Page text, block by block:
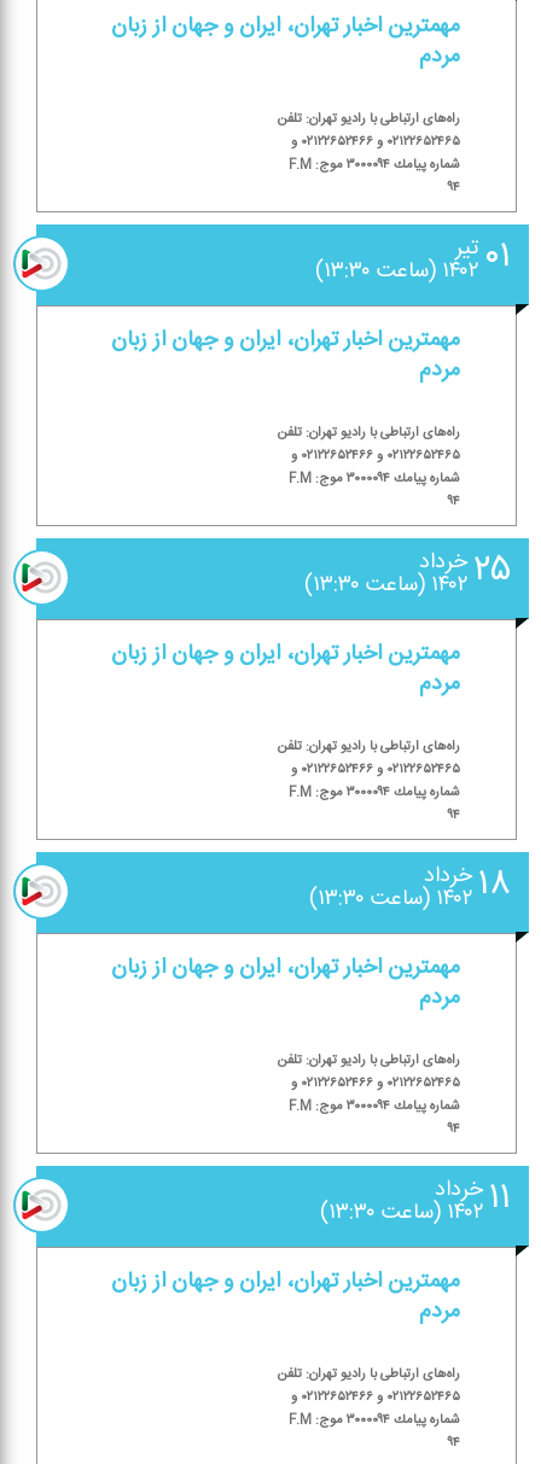
مهمترین اخبار تهران، ایران و جهان از زبان
مردم
راه‌های ارتباطی با رادیو تهران: تلفن
۰۲۱۲۲۶۵۲۴۶۵ و ۰۲۱۲۲۶۵۲۴۶۶ و
شماره پیامك ۳۰۰۰۰۹۴ موج: F.M
۹۴
۰۱ تیر
۱۴۰۲ (ساعت ۱۳:۳۰)
مهمترین اخبار تهران، ایران و جهان از زبان
مردم
راه‌های ارتباطی با رادیو تهران: تلفن
۰۲۱۲۲۶۵۲۴۶۵ و ۰۲۱۲۲۶۵۲۴۶۶ و
شماره پیامك ۳۰۰۰۰۹۴ موج: F.M
۹۴
۲۵خرداد
۱۴۰۲ (ساعت ۱۳:۳۰)
مهمترین اخبار تهران، ایران و جهان از زبان
مردم
راه‌های ارتباطی با رادیو تهران: تلفن
۰۲۱۲۲۶۵۲۴۶۵ و ۰۲۱۲۲۶۵۲۴۶۶ و
شماره پیامك ۳۰۰۰۰۹۴ موج: F.M
۹۴
۱۸خرداد
۱۴۰۲ (ساعت ۱۳:۳۰)
مهمترین اخبار تهران، ایران و جهان از زبان
مردم
راه‌های ارتباطی با رادیو تهران: تلفن
۰۲۱۲۲۶۵۲۴۶۵ و ۰۲۱۲۲۶۵۲۴۶۶ و
شماره پیامك ۳۰۰۰۰۹۴ موج: F.M
۹۴
۱۱خرداد
۱۴۰۲ (ساعت ۱۳:۳۰)
مهمترین اخبار تهران، ایران و جهان از زبان
مردم
راه‌های ارتباطی با رادیو تهران: تلفن
۰۲۱۲۲۶۵۲۴۶۵ و ۰۲۱۲۲۶۵۲۴۶۶ و
شماره پیامك ۳۰۰۰۰۹۴ موج: F.M
۹۴